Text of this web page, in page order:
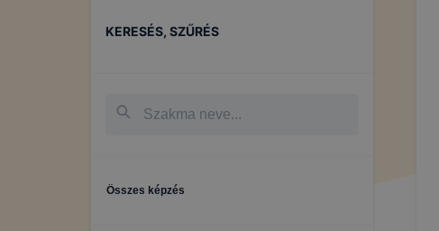
KERESÉS, SZŰRÉS
Összes képzés